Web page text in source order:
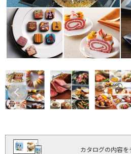
カタログの内容を